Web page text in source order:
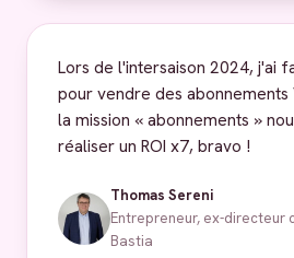
Lors de l'intersaison 2024, j'ai
pour vendre des abonnements
la mission « abonnements »
réaliser un ROI x7, bravo !
Thomas Sereni
Entrepreneur, ex-directeur
Bastia